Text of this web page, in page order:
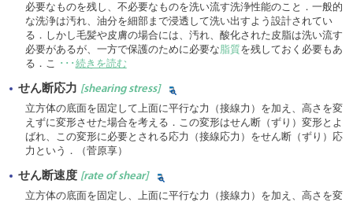
必要なものを残し、不必要なものを洗い流す洗浄性能のこと．一般的
な洗浄は汚れ、油分を細部まで浸透して洗い出すよう設計されてい
る．しかし毛髪や皮膚の場合には、汚れ、酸化された皮脂は洗い流す
必要があるが、一方で保護のために必要な脂質を残しておく必要もあ
る．こ ･･･ 続きを読む
せん断応力 [shearing stress]
立方体の底面を固定して上面に平行な力（接線力）を加え、高さを変
えずに変形させた場合を考える．この変形はせん断（ずり）変形とよ
ばれ、この変形に必要とされる応力（接線応力）をせん断（ずり）応
力という．（菅原享）
せん断速度 [rate of shear]
立方体の底面を固定し、上面に平行な力（接線力）を加え、高さを変